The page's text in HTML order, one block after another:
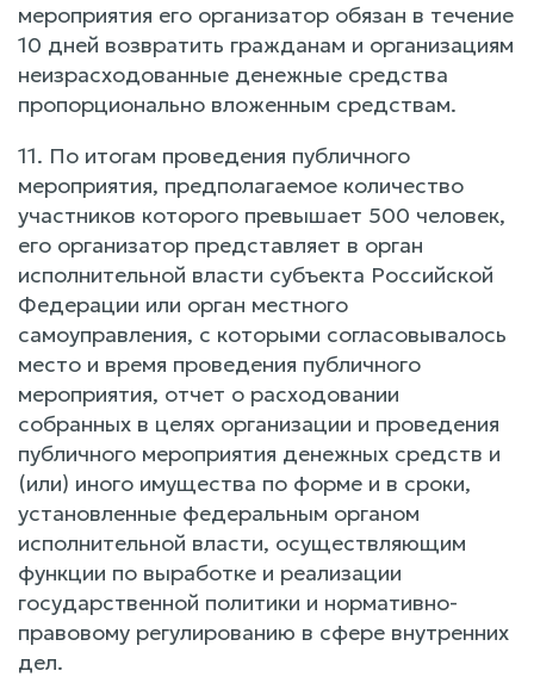
мероприятия его организатор обязан в течение
10 дней возвратить гражданам и организациям
неизрасходованные денежные средства
пропорционально вложенным средствам.
11. По итогам проведения публичного
мероприятия, предполагаемое количество
участников которого превышает 500 человек,
его организатор представляет в орган
исполнительной власти субъекта Российской
Федерации или орган местного
самоуправления, с которыми согласовывалось
место и время проведения публичного
мероприятия, отчет о расходовании
собранных в целях организации и проведения
публичного мероприятия денежных средств и
(или) иного имущества по форме и в сроки,
установленные федеральным органом
исполнительной власти, осуществляющим
функции по выработке и реализации
государственной политики и нормативно-
правовому регулированию в сфере внутренних
дел.